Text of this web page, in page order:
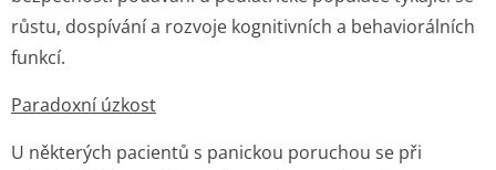
růstu, dospívání a rozvoje kognitivních a behaviorálních
funkcí.
Paradoxní úzkost
U některých pacientů s panickou poruchou se při